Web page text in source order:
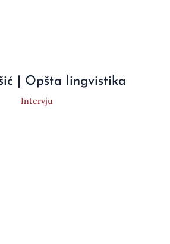
| Opšta lingvistika
Intervju